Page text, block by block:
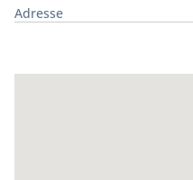
Adresse